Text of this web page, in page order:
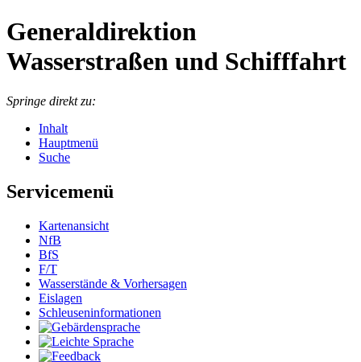
Generaldirektion
Wasserstraßen und Schifffahrt
Springe direkt zu:
Inhalt
Hauptmenü
Suche
Servicemenü
Kartenansicht
NfB
BfS
F/T
Wasserstände & Vorhersagen
Eislagen
Schleuseninformationen